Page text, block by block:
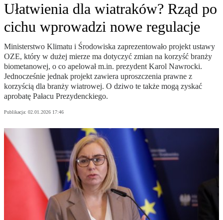
Ułatwienia dla wiatraków? Rząd po
cichu wprowadzi nowe regulacje
Ministerstwo Klimatu i Środowiska zaprezentowało projekt ustawy
OZE, który w dużej mierze ma dotyczyć zmian na korzyść branży
biometanowej, o co apelował m.in. prezydent Karol Nawrocki.
Jednocześnie jednak projekt zawiera uproszczenia prawne z
korzyścią dla branży wiatrowej. O dziwo te także mogą zyskać
aprobatę Pałacu Prezydenckiego.
Publikacja: 02.01.2026 17:46